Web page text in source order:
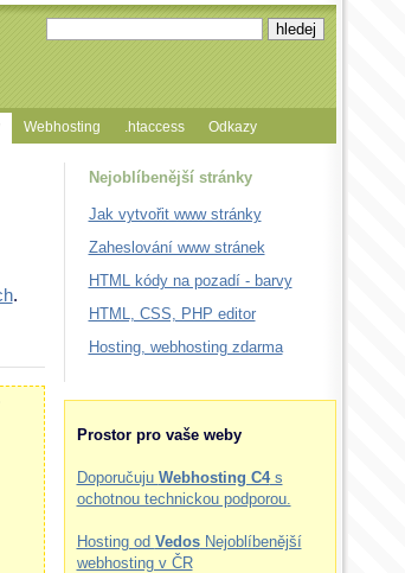
Webhosting .htaccess Odkazy
.
Nejoblíbenější stránky
Jak vytvořit www stránky
Zaheslování www stránek
HTML kódy na pozadí - barvy
HTML, CSS, PHP editor
Hosting, webhosting zdarma
Prostor pro vaše weby
Doporučuju Webhosting C4s
ochotnou technickou podporou.
Hosting od VedosNejoblíbenější
webhosting v ČR